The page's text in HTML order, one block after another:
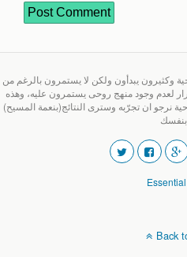
وكثيرون يبدأون ولكن لا يستمرون بالرغم من
لعدم وجود منهج روحى يستمرون عليه، وهذه
نرجو ان تجرّبه وسترى النتائج(بنعمة المسيح)
Back